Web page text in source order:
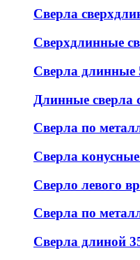
Сверла
Сверхдлинные
Сверла длинные
Длинные сверла
Сверла по
Сверла
Сверло левого
Сверла по
Сверла длиной